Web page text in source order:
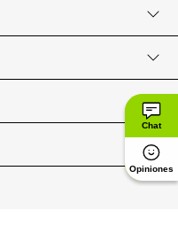
Chat
Opiniones